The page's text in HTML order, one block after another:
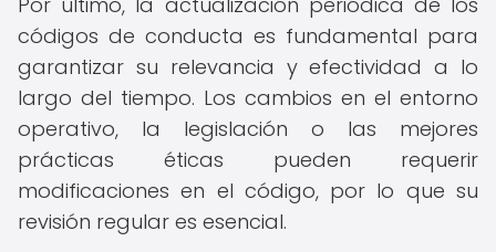
códigos de conducta es fundamental para
garantizar su relevancia y efectividad a lo
largo del tiempo. Los cambios en el entorno
operativo, la legislación o las mejores
prácticas éticas pueden requerir
modificaciones en el código, por lo que su
revisión regular es esencial.